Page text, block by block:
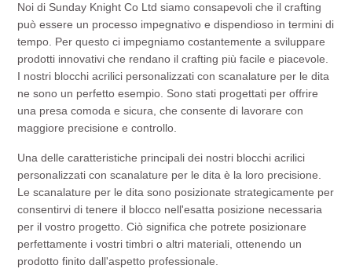
Noi di Sunday Knight Co Ltd siamo consapevoli che il crafting
può essere un processo impegnativo e dispendioso in termini di
tempo. Per questo ci impegniamo costantemente a sviluppare
prodotti innovativi che rendano il crafting più facile e piacevole.
I nostri blocchi acrilici personalizzati con scanalature per le dita
ne sono un perfetto esempio. Sono stati progettati per offrire
una presa comoda e sicura, che consente di lavorare con
maggiore precisione e controllo.
Una delle caratteristiche principali dei nostri blocchi acrilici
personalizzati con scanalature per le dita è la loro precisione.
Le scanalature per le dita sono posizionate strategicamente per
consentirvi di tenere il blocco nell'esatta posizione necessaria
per il vostro progetto. Ciò significa che potrete posizionare
perfettamente i vostri timbri o altri materiali, ottenendo un
prodotto finito dall'aspetto professionale.